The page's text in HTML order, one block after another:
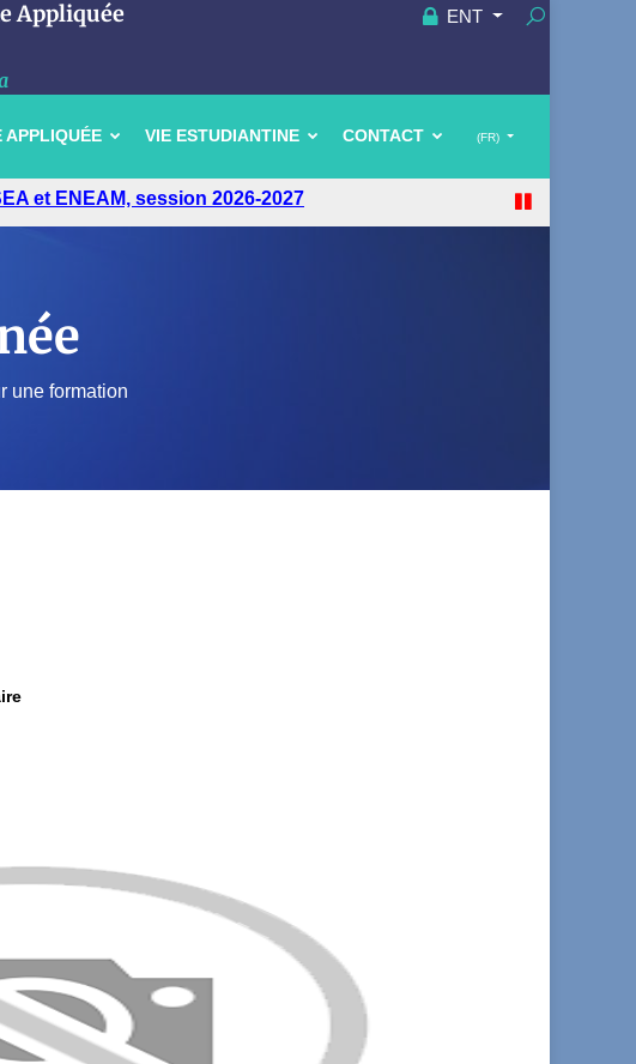
Appliquée ENT
(FR)
APPLIQUÉE VIE ESTUDIANTINE CONTACT
et ENEAM, session 2026-2027
une formation